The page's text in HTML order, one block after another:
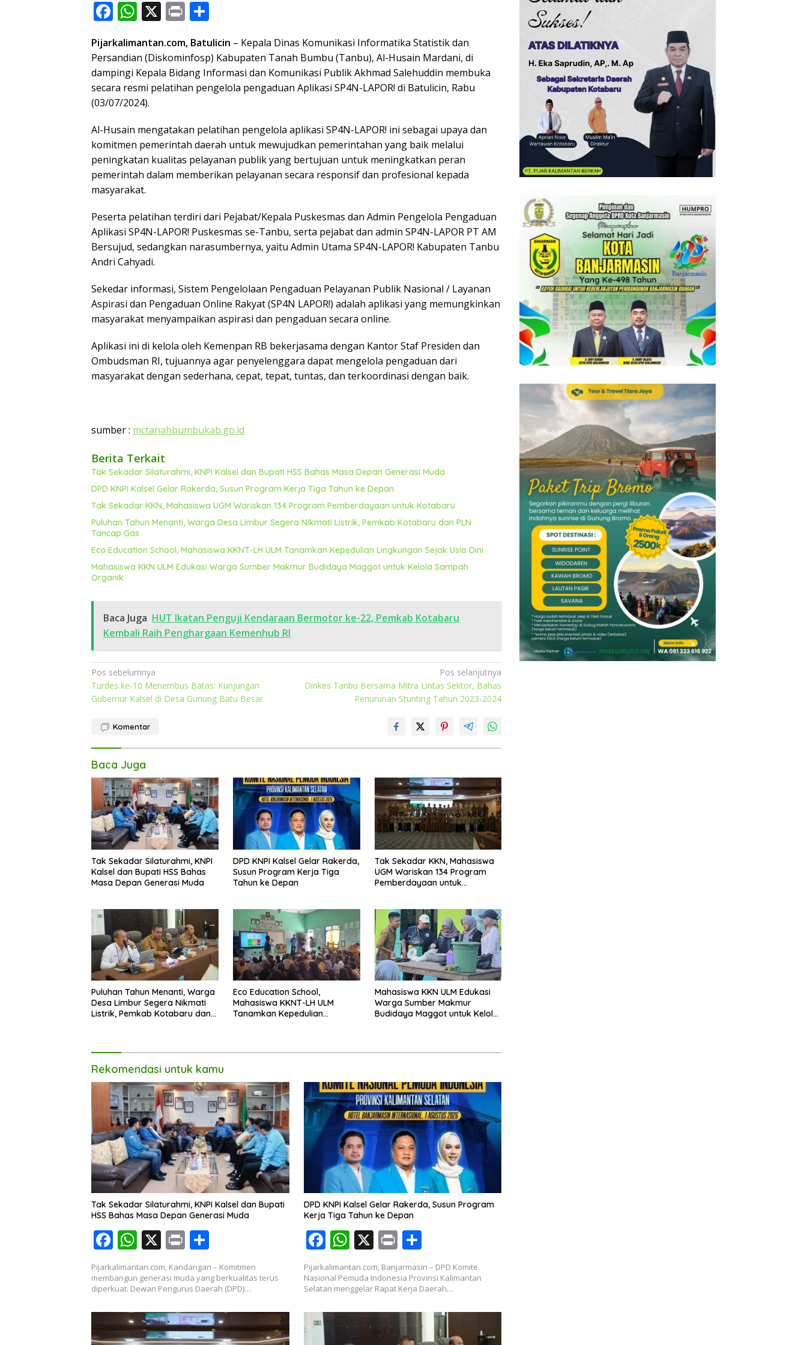
F
e
b
o
o
k
W
at
s
A
p
p
X Pr
t ar
e
Pijarkalimantan.com, Batulicin – Kepala Dinas Komunikasi Informatika Statistik dan
Persandian (Diskominfosp) Kabupaten Tanah Bumbu (Tanbu), Al-Husain Mardani, di
dampingi Kepala Bidang Informasi dan Komunikasi Publik Akhmad Salehuddin membuka
secara resmi pelatihan pengelola pengaduan Aplikasi SP4N-LAPOR! di Batulicin, Rabu
(03/07/2024).
Al-Husain mengatakan pelatihan pengelola aplikasi SP4N-LAPOR! ini sebagai upaya dan
komitmen pemerintah daerah untuk mewujudkan pemerintahan yang baik melalui
peningkatan kualitas pelayanan publik yang bertujuan untuk meningkatkan peran
pemerintah dalam memberikan pelayanan secara responsif dan profesional kepada
masyarakat.
Peserta pelatihan terdiri dari Pejabat/Kepala Puskesmas dan Admin Pengelola Pengaduan
Aplikasi SP4N-LAPOR! Puskesmas se-Tanbu, serta pejabat dan admin SP4N-LAPOR PT AM
Bersujud, sedangkan narasumbernya, yaitu Admin Utama SP4N-LAPOR! Kabupaten Tanbu
Andri Cahyadi.
Sekedar informasi, Sistem Pengelolaan Pengaduan Pelayanan Publik Nasional / Layanan
Aspirasi dan Pengaduan Online Rakyat (SP4N LAPOR!) adalah aplikasi yang memungkinkan
masyarakat menyampaikan aspirasi dan pengaduan secara online.
Aplikasi ini di kelola oleh Kemenpan RB bekerjasama dengan Kantor Staf Presiden dan
Ombudsman RI, tujuannya agar penyelenggara dapat mengelola pengaduan dari
masyarakat dengan sederhana, cepat, tepat, tuntas, dan terkoordinasi dengan baik.
sumber : mctanahbumbukab.go.id
Berita Terkait
Tak Sekadar Silaturahmi, KNPI Kalsel dan Bupati HSS Bahas Masa Depan Generasi Muda
DPD KNPI Kalsel Gelar Rakerda, Susun Program Kerja Tiga Tahun ke Depan
Tak Sekadar KKN, Mahasiswa UGM Wariskan 134 Program Pemberdayaan untuk Kotabaru
Puluhan Tahun Menanti, Warga Desa Limbur Segera Nikmati Listrik, Pemkab Kotabaru dan PLN
Tancap Gas
Eco Education School, Mahasiswa KKNT-LH ULM Tanamkan Kepedulian Lingkungan Sejak Usia Dini
Mahasiswa KKN ULM Edukasi Warga Sumber Makmur Budidaya Maggot untuk Kelola Sampah
Organik
Baca Juga HUT Ikatan Penguji Kendaraan Bermotor ke-22, Pemkab Kotabaru
Kembali Raih Penghargaan Kemenhub RI
Navigasi
pos
Pos sebelumnya
Turdes ke-10 Menembus Batas: Kunjungan
Gubernur Kalsel di Desa Gunung Batu Besar
Pos selanjutnya
Dinkes Tanbu Bersama Mitra Lintas Sektor, Bahas
Penurunan Stunting Tahun 2023-2024
Komentar
Baca Juga
Tak Sekadar Silaturahmi, KNPI
Kalsel dan Bupati HSS Bahas
Masa Depan Generasi Muda
DPD KNPI Kalsel Gelar Rakerda,
Susun Program Kerja Tiga
Tahun ke Depan
Tak Sekadar KKN, Mahasiswa
UGM Wariskan 134 Program
Pemberdayaan untuk
Puluhan Tahun Menanti, Warga
Desa Limbur Segera Nikmati
Listrik, Pemkab Kotabaru dan
Eco Education School,
Mahasiswa KKNT-LH ULM
Tanamkan Kepedulian
Mahasiswa KKN ULM Edukasi
Warga Sumber Makmur
Budidaya Maggot untuk Kelola
Rekomendasi untuk kamu
Tak Sekadar Silaturahmi, KNPI Kalsel dan Bupati
HSS Bahas Masa Depan Generasi Muda
F
ac
e
b
o
o
W
h
at
s
A
p
X Pr
in
t
h
ar
e
Pijarkalimantan.com, Kandangan – Komitmen
membangun generasi muda yang berkualitas terus
diperkuat. Dewan Pengurus Daerah (DPD)…
DPD KNPI Kalsel Gelar Rakerda, Susun Program
Kerja Tiga Tahun ke Depan
F
ac
e
b
o
W
h
at
s
A
X Pr
in
t
S
h
ar
e
Pijarkalimantan.com, Banjarmasin – DPD Komite
Nasional Pemuda Indonesia Provinsi Kalimantan
Selatan menggelar Rapat Kerja Daerah…